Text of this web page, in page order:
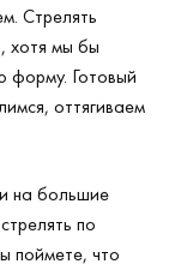
Стрелять
хотя мы бы
форму. Готовый
оттягиваем
на большие
по
поймете, что